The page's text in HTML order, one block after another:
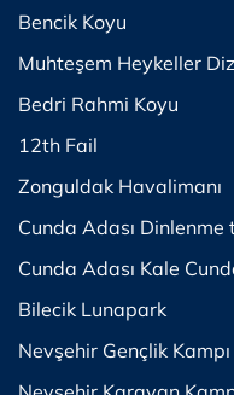
Bencik Koyu
Muhteşem Heykeller
Bedri Rahmi Koyu
12th Fail
Zonguldak Havalimanı
Cunda Adası Dinlenme
Cunda Adası Kale
Bilecik Lunapark
Nevşehir Gençlik Kampı